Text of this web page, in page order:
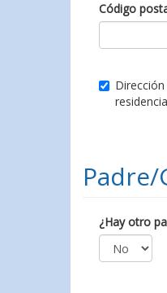
Código
residencia
¿Hay otro